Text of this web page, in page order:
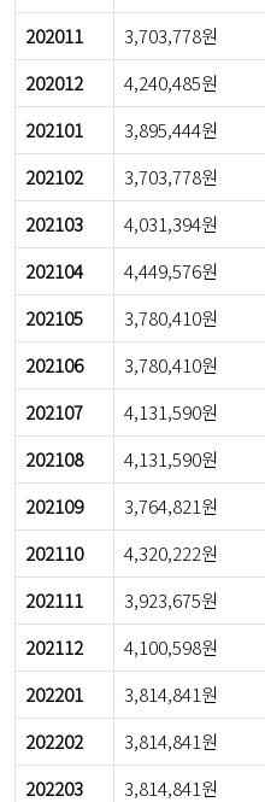
202011
3,703,778원
202012
4,240,485원
202101
3,895,444원
202102
3,703,778원
202103
4,031,394원
202104
4,449,576원
202105
3,780,410원
202106
3,780,410원
202107
4,131,590원
202108
4,131,590원
202109
3,764,821원
202110
4,320,222원
202111
3,923,675원
202112
4,100,598원
202201
3,814,841원
202202
3,814,841원
202203
3,814,841원